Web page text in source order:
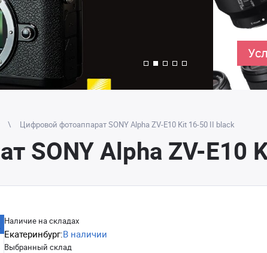
Цифровой фотоаппарат SONY Alpha ZV-E10 Kit 16-50 II black
SONY Alpha ZV-E10
Наличие на складах
Екатеринбург:В наличии
Выбранный склад